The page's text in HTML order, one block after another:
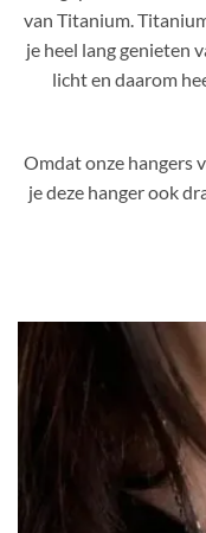
van Titanium.
je heel lang genieten
licht en daarom
Omdat onze hangers
je deze hanger ook